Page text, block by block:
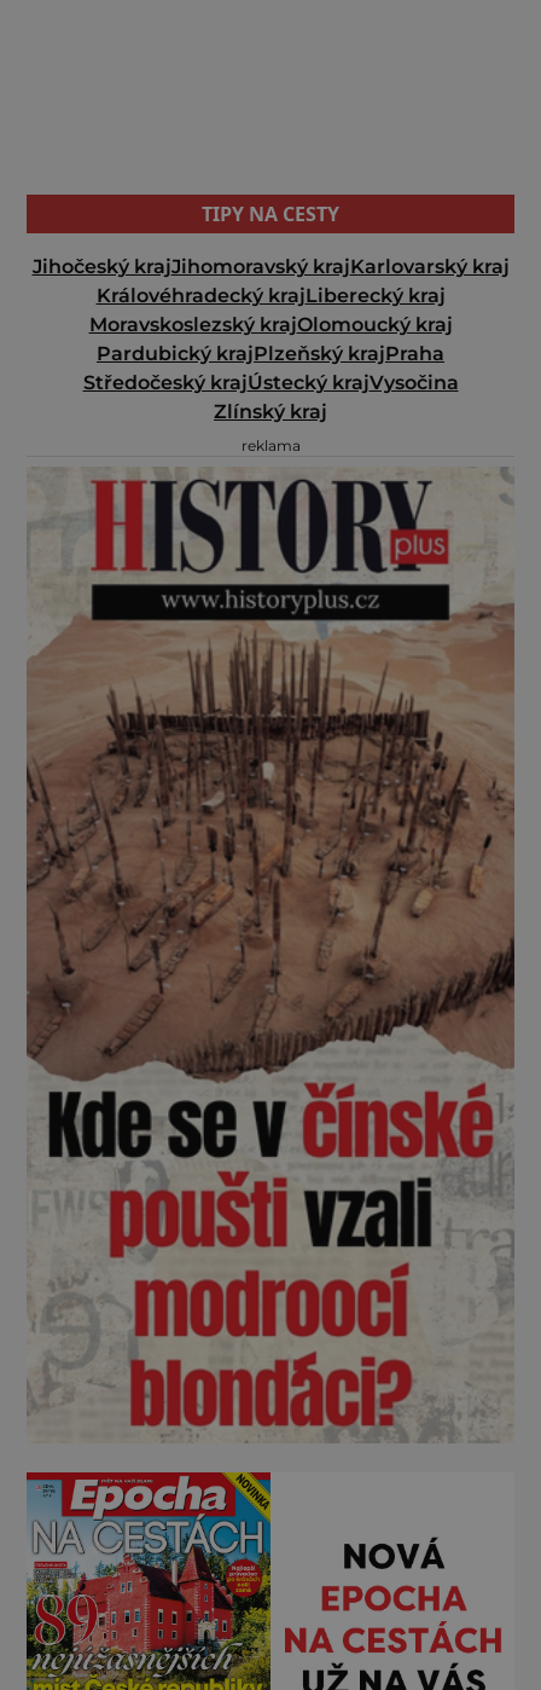
TIPY NA CESTY
Jihočeský krajJihomoravský krajKarlovarský kraj
Královéhradecký krajLiberecký kraj
Moravskoslezský krajOlomoucký kraj
Pardubický krajPlzeňský krajPraha
Středočeský krajÚstecký krajVysočina
Zlínský kraj
reklama